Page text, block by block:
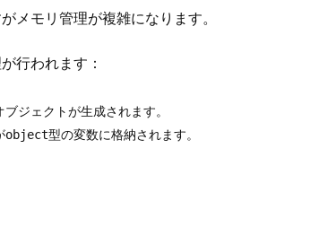
メモリ管理が複雑になります。
行われます：
ジェクトが生成されます。
object型の変数に格納されます。